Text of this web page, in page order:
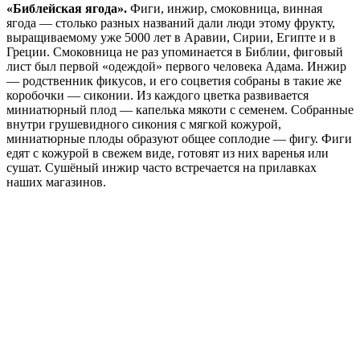
«Библейская ягода». Фиги, инжир, смоковница, винная
ягода — столько разных названий дали люди этому фрукту,
выращиваемому уже 5000 лет в Аравии, Сирии, Египте и в
Греции. Смоковница не раз упоминается в Библии, фиговый
лист был первой «одеждой» первого человека Адама. Инжир
— родственник фикусов, и его соцветия собраны в такие же
коробочки — сиконии. Из каждого цветка развивается
миниатюрный плод — капелька мякоти с семенем. Собранные
внутри грушевидного сикония с мягкой кожурой,
миниатюрные плоды образуют общее соплодие — фигу. Фиги
едят с кожурой в свежем виде, готовят из них варенья или
сушат. Сушёный инжир часто встречается на прилавках
наших магазинов.